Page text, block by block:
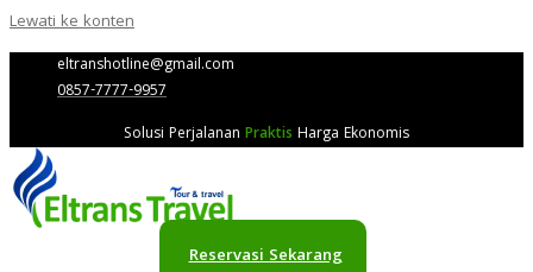
Lewati ke konten
eltranshotline@gmail.com
0857-7777-9957
Solusi Perjalanan Praktis Harga Ekonomis
Reservasi Sekarang